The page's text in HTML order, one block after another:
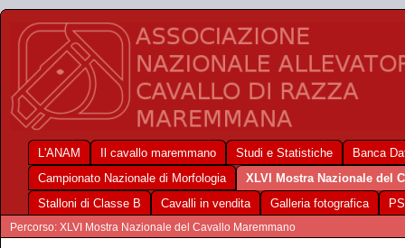
L'ANAM Il cavallo maremmano Studi e Statistiche
Banca
Campionato Nazionale di Morfologia
XLVI Mostra Nazionale del
Stalloni di Classe B
Cavalli in vendita Galleria fotografica
Percorso: XLVI Mostra Nazionale del Cavallo Maremmano